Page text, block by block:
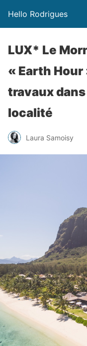
Hello Rodrigues
LUX* Le
« Earth
travaux
localité
Laura Samoisy